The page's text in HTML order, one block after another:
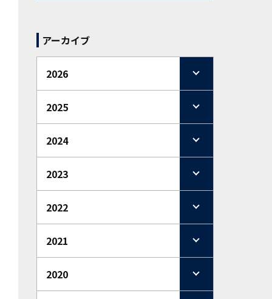
アーカイブ
2026
2025
2024
2023
2022
2021
2020